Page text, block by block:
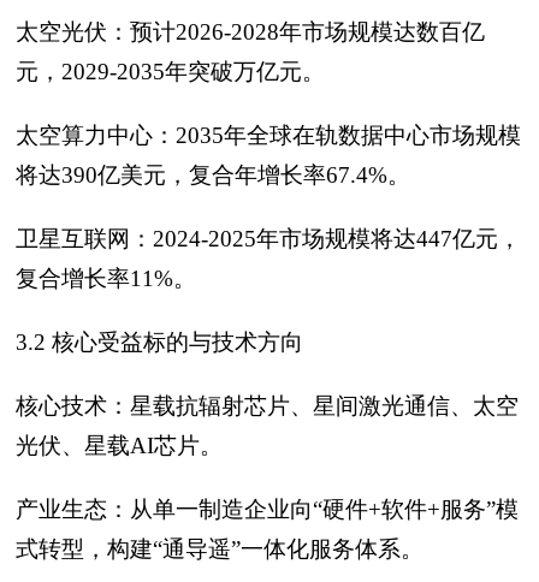
太空光伏：预计2026-2028年市场规模达数百亿
元，2029-2035年突破万亿元。
太空算力中心：2035年全球在轨数据中心市场规模
将达390亿美元，复合年增长率67.4%。
卫星互联网：2024-2025年市场规模将达447亿元，
复合增长率11%。
3.2 核心受益标的与技术方向
核心技术：星载抗辐射芯片、星间激光通信、太空
光伏、星载AI芯片。
产业生态：从单一制造企业向“硬件+软件+服务”模
式转型，构建“通导遥”一体化服务体系。